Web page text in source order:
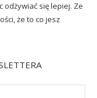
odżywiać się lepiej. Ze
że to co jesz